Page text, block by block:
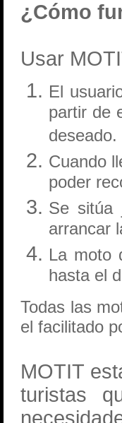
¿Cómo
Usar
El
partir de
deseado.
Cuando
poder
Se sitúa
arrancar
La moto
hasta el
Todas las
el facilitado
MOTIT
turistas